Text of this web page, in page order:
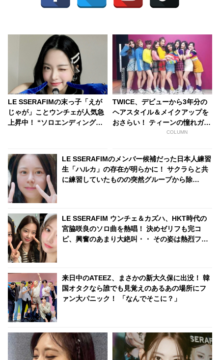
LE SSERAFIMの末っ子「えが
じゃが」ことウンチェが人気急
上昇中！ “ソロエンディング妖
かわいすぎる愛嬌にメンバーも
悶絶
TWICE、デビューから3年分の
ヘアスタイル＆メイクアップを
おさらい！ ティーンの憧れガー
COLUMN
LE SSERAFIMのメンバー候補だった日本人練習
生「ハルカ」の存在が明らかに！ サクラらと共
に練習していたものの突然グループから除
LE SSERAFIM ウンチェ＆カズハ、HKT時代の
宮脇咲良のソロ曲を熱唱！ 決めゼリフも完コ
ピ、興奮のあまり大絶叫・・ その姿は熱烈ファ
来日中のATEEZ、まさかの新大久保に出没！ 韓
国オタクなら誰でも見覚えのあるあの場所にフ
ァン大パニック！ 「なんでそこに？」